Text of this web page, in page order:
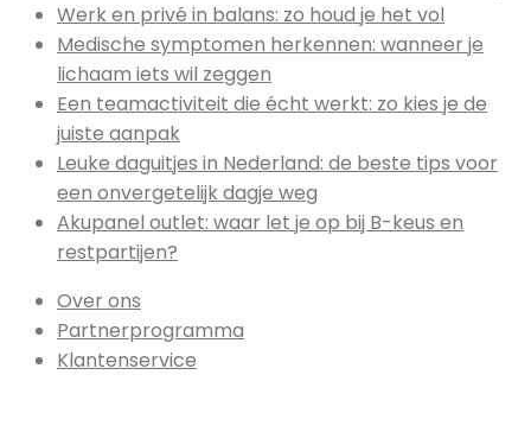
Werk en privé in balans: zo houd je het vol
Medische symptomen herkennen: wanneer je
lichaam iets wil zeggen
Een teamactiviteit die écht werkt: zo kies je de
juiste aanpak
Leuke daguitjes in Nederland: de beste tips voor
een onvergetelijk dagje weg
Akupanel outlet: waar let je op bij B-keus en
restpartijen?
Over ons
Partnerprogramma
Klantenservice